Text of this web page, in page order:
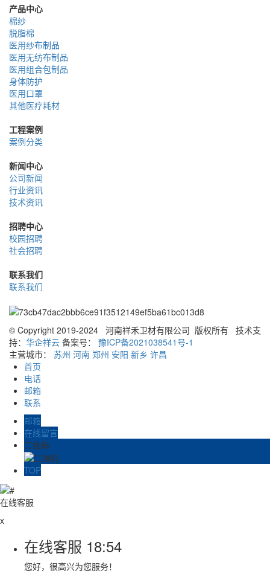
产品中心
棉纱
脱脂棉
医用纱布制品
医用无纺布制品
医用组合包制品
身体防护
医用口罩
其他医疗耗材
工程案例
案例分类
新闻中心
公司新闻
行业资讯
技术资讯
招聘中心
校园招聘
社会招聘
联系我们
联系我们
© Copyright 2019-2024 河南祥禾卫材有限公司 版权所有 技术支
持： 华企祥云 备案号： 豫ICP备2021038541号-1
主营城市： 苏州 河南 郑州 安阳 新乡 许昌
首页
电话
邮箱
联系
邮箱
在线留言
二维码
TOP
在线客服
x
在线客服 18:54
您好，很高兴为您服务！